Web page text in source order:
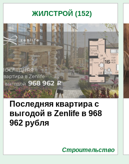
ЖИЛСТРОЙ (152)
Последняя квартира с
выгодой в Zenlife в 968
962 рубля
Строительство